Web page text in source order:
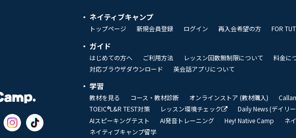
ネイティブキャンプ
トップページ 新規会員登録 ログイン 再入会希望の方 FOR
ガイド
はじめての方へ ご利用方法 レッスン回数無制限について
料金に
対応ブラウザダウンロード
英会話アプリについて
学習
教材を見る コース・教材診断 オンラインストア (教材購入)
TOEIC®L&R TEST対策
レッスン環境チェック
Daily News (デイリ
AIスピーキングテスト
AI発音トレーニング Hey! Native Camp
ネ
ネイティブキャンプ留学